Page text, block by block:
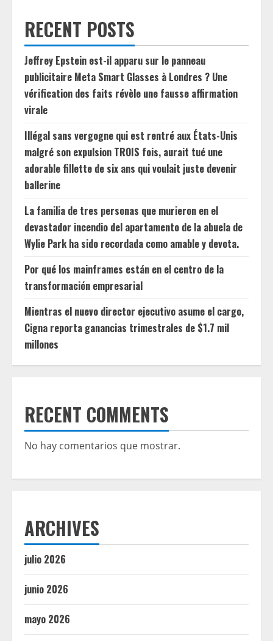
RECENT POSTS
Jeffrey Epstein est-il apparu sur le panneau
publicitaire Meta Smart Glasses à Londres ? Une
vérification des faits révèle une fausse affirmation
virale
Illégal sans vergogne qui est rentré aux États-Unis
malgré son expulsion TROIS fois, aurait tué une
adorable fillette de six ans qui voulait juste devenir
ballerine
La familia de tres personas que murieron en el
devastador incendio del apartamento de la abuela de
Wylie Park ha sido recordada como amable y devota.
Por qué los mainframes están en el centro de la
transformación empresarial
Mientras el nuevo director ejecutivo asume el cargo,
Cigna reporta ganancias trimestrales de $1.7 mil
millones
RECENT COMMENTS
No hay comentarios que mostrar.
ARCHIVES
julio 2026
junio 2026
mayo 2026